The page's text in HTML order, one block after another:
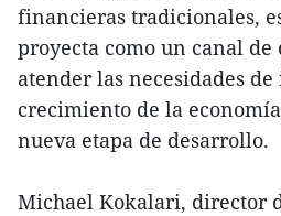
financieras tradicionales,
proyecta como un canal
atender las necesidades
crecimiento de la
nueva etapa de desarrollo.
Michael Kokalari, director